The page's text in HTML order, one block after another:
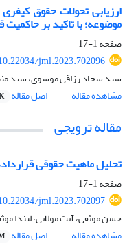
ارزیابی تحولات حقوق
موضوعه؛ با تاکید بر حاکمیت
صفحه1-17
jml.2023.702096
سید سجاد رزاقی موسوی، سید
مشاهده مقاله
اصل مقاله
مقاله ترویجی
تحلیل ماهیت حقوقی
صفحه1-17
jml.2023.702097
حسن موثقی، آیت مولایی، لیندا
مشاهده مقاله
اصل مقاله